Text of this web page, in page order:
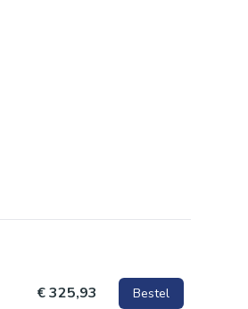
€ 325,93 Bestel